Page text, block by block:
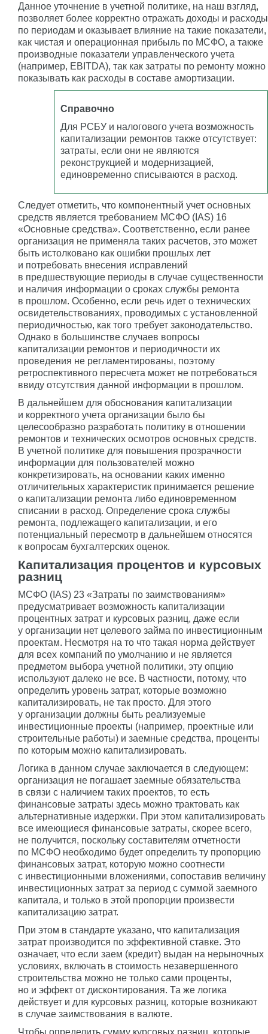
Данное уточнение в учетной политике, на наш взгляд,
позволяет более корректно отражать доходы и расходы
по периодам и оказывает влияние на такие показатели,
как чистая и операционная прибыль по МСФО, а также
производные показатели управленческого учета
(например, EBITDA), так как затраты по ремонту можно
показывать как расходы в составе амортизации.
Справочно
Для РСБУ и налогового учета возможность
капитализации ремонтов также отсутствует:
затраты, если они не являются
реконструкцией и модернизацией,
единовременно списываются в расход.
Следует отметить, что компонентный учет основных
средств является требованием МСФО (IAS) 16
«Основные средства». Соответственно, если ранее
организация не применяла таких расчетов, это может
быть истолковано как ошибки прошлых лет
и потребовать внесения исправлений
в предшествующие периоды в случае существенности
и наличия информации о сроках службы ремонта
в прошлом. Особенно, если речь идет о технических
освидетельствованиях, проводимых с установленной
периодичностью, как того требует законодательство.
Однако в большинстве случаев вопросы
капитализации ремонтов и периодичности их
проведения не регламентированы, поэтому
ретроспективного пересчета может не потребоваться
ввиду отсутствия данной информации в прошлом.
В дальнейшем для обоснования капитализации
и корректного учета организации было бы
целесообразно разработать политику в отношении
ремонтов и технических осмотров основных средств.
В учетной политике для повышения прозрачности
информации для пользователей можно
конкретизировать, на основании каких именно
отличительных характеристик принимается решение
о капитализации ремонта либо единовременном
списании в расход. Определение срока службы
ремонта, подлежащего капитализации, и его
потенциальный пересмотр в дальнейшем относятся
к вопросам бухгалтерских оценок.
Капитализация процентов и курсовых
разниц
МСФО (IAS) 23 «Затраты по заимствованиям»
предусматривает возможность капитализации
процентных затрат и курсовых разниц, даже если
у организации нет целевого займа по инвестиционным
проектам. Несмотря на то что такая норма действует
для всех компаний по умолчанию и не является
предметом выбора учетной политики, эту опцию
используют далеко не все. В частности, потому, что
определить уровень затрат, которые возможно
капитализировать, не так просто. Для этого
у организации должны быть реализуемые
инвестиционные проекты (например, проектные или
строительные работы) и заемные средства, проценты
по которым можно капитализировать.
Логика в данном случае заключается в следующем:
организация не погашает заемные обязательства
в связи с наличием таких проектов, то есть
финансовые затраты здесь можно трактовать как
альтернативные издержки. При этом капитализировать
все имеющиеся финансовые затраты, скорее всего,
не получится, поскольку составителям отчетности
по МСФО необходимо будет определить ту пропорцию
финансовых затрат, которую можно соотнести
с инвестиционными вложениями, сопоставив величину
инвестиционных затрат за период с суммой заемного
капитала, и только в этой пропорции произвести
капитализацию затрат.
При этом в стандарте указано, что капитализация
затрат производится по эффективной ставке. Это
означает, что если заем (кредит) выдан на нерыночных
условиях, включать в стоимость незавершенного
строительства можно не только сами проценты,
но и эффект от дисконтирования. Та же логика
действует и для курсовых разниц, которые возникают
в случае заимствования в валюте.
Чтобы определить сумму курсовых разниц, которые